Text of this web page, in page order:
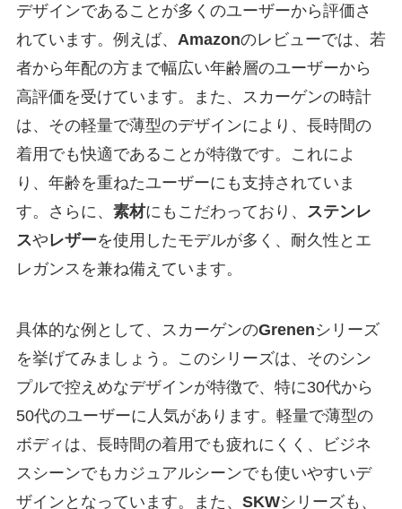
デザインであることが多くのユーザーから評価さ
れています。例えば、 Amazonのレビューでは、若
者から年配の方まで幅広い年齢層のユーザーから
高評価を受けています。また、スカーゲンの時計
は、その軽量で薄型のデザインにより、長時間の
着用でも快適であることが特徴です。これによ
り、年齢を重ねたユーザーにも支持されていま
す。さらに、 素材にもこだわっており、
ステンレ
スやレザーを使用したモデルが多く、耐久性とエ
レガンスを兼ね備えています。
具体的な例として、スカーゲンのGrenenシリーズ
を挙げてみましょう。このシリーズは、そのシン
プルで控えめなデザインが特徴で、特に30代から
50代のユーザーに人気があります。軽量で薄型の
ボディは、長時間の着用でも疲れにくく、ビジネ
スシーンでもカジュアルシーンでも使いやすいデ
ザインとなっています。また、 SKWシリーズも、